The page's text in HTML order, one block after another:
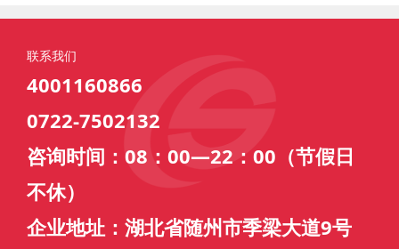
联系我们
4001160866
0722-7502132
咨询时间：08：00—22：00（节假日
不休）
企业地址：湖北省随州市季梁大道9号